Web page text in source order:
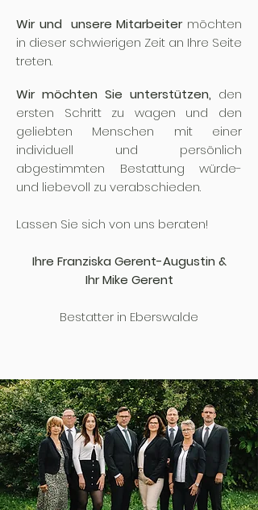
Wir und unsere Mitarbeitermöchten
in dieser schwierigen Zeit an Ihre Seite
treten.
Wir möchten Sie unterstützen, den
ersten Schritt zu wagen und den
geliebten Menschen mit einer
individuell und persönlich
abgestimmten Bestattung würde-
und liebevoll zu verabschieden.
Lassen Sie sich von uns beraten!
Ihre Franziska Gerent-Augustin &
Ihr Mike Gerent
Bestatter in Eberswalde